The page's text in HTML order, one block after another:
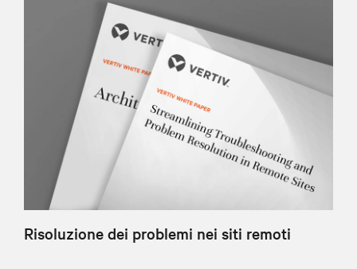
Risoluzione dei problemi nei siti remoti